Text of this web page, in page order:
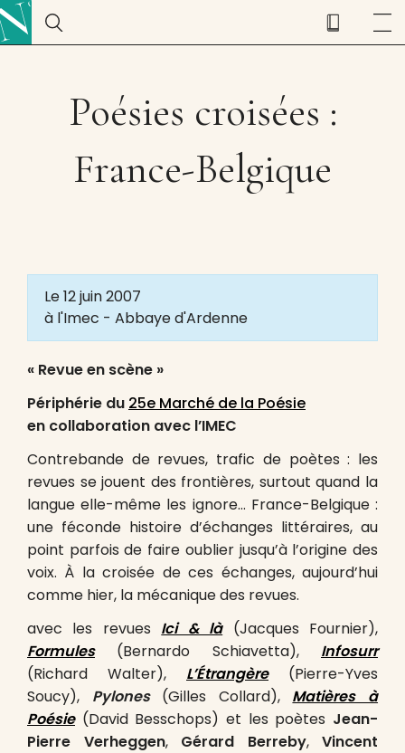
Poésies croisées :
France-Belgique
Le 12 juin 2007
à l'Imec - Abbaye d'Ardenne
« Revue en scène »
Périphérie du 25e Marché de la Poésie
en collaboration avec l’IMEC
Contrebande de revues, trafic de poètes : les
revues se jouent des frontières, surtout quand la
langue elle-même les ignore… France-Belgique :
une féconde histoire d’échanges littéraires, au
point parfois de faire oublier jusqu’à l’origine des
voix. À la croisée de ces échanges, aujourd’hui
comme hier, la mécanique des revues.
avec les revues Ici & là(Jacques Fournier),
Formules(Bernardo Schiavetta), Infosurr
(Richard Walter), L’Étrangère(Pierre-Yves
Soucy), Pylones(Gilles Collard), Matières à
Poésie(David Besschops) et les poètes Jean-
Pierre Verheggen, Gérard Berreby, Vincent